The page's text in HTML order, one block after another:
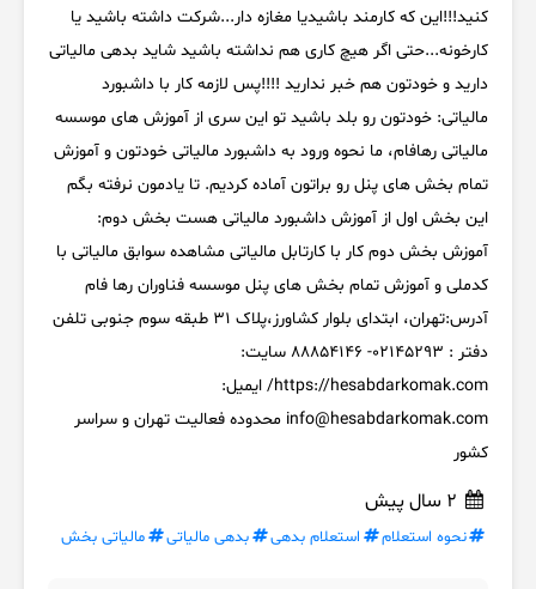
کنید!!!این که کارمند باشیدیا مغازه دار...شرکت داشته باشید یا
کارخونه...حتی اگر هیچ کاری هم نداشته باشید شاید بدهی مالیاتی
دارید و خودتون هم خبر ندارید !!!!پس لازمه کار با داشبورد
مالیاتی: خودتون رو بلد باشید تو این سری از آموزش های موسسه
مالیاتی رهافام، ما نحوه ورود به داشبورد مالیاتی خودتون و آموزش
تمام بخش های پنل رو براتون آماده کردیم. تا یادمون نرفته بگم
این بخش اول از آموزش داشبورد مالیاتی هست بخش دوم:
آموزش بخش دوم کار با کارتابل مالیاتی مشاهده سوابق مالیاتی با
کدملی و آموزش تمام بخش های پنل موسسه فناوران رها فام
آدرس:تهران، ابتدای بلوار کشاورز،پلاک 31 طبقه سوم جنوبی تلفن
دفتر : 02145293- 88854146 سایت:
https://hesabdarkomak.com/ ایمیل:
info@hesabdarkomak.com محدوده فعالیت تهران و سراسر
کشور
نحوه استعلام استعلام بدهی بدهی مالیاتی مالیاتی بخش